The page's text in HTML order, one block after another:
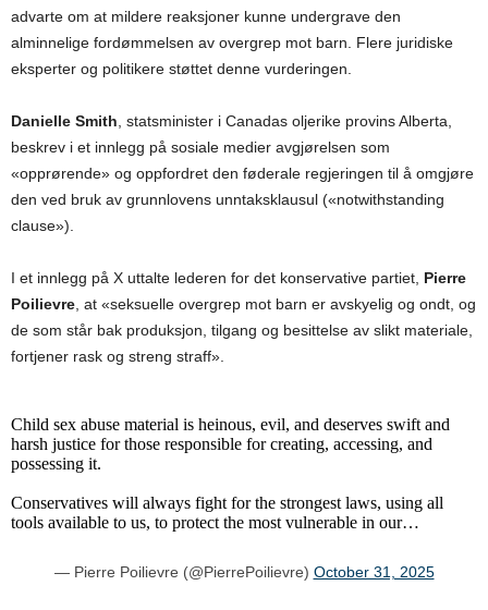
advarte om at mildere reaksjoner kunne undergrave den
alminnelige fordømmelsen av overgrep mot barn. Flere juridiske
eksperter og politikere støttet denne vurderingen.
Danielle Smith , statsminister i Canadas oljerike provins Alberta,
beskrev i et innlegg på sosiale medier avgjørelsen som
«opprørende» og oppfordret den føderale regjeringen til å omgjøre
den ved bruk av grunnlovens unntaksklausul («notwithstanding
clause»).
I et innlegg på X uttalte lederen for det konservative partiet, Pierre
Poilievre , at «seksuelle overgrep mot barn er avskyelig og ondt, og
de som står bak produksjon, tilgang og besittelse av slikt materiale,
fortjener rask og streng straff».
Child sex abuse material is heinous, evil, and deserves swift and
harsh justice for those responsible for creating, accessing, and
possessing it.
Conservatives will always fight for the strongest laws, using all
tools available to us, to protect the most vulnerable in our…
— Pierre Poilievre (@PierrePoilievre) October 31, 2025